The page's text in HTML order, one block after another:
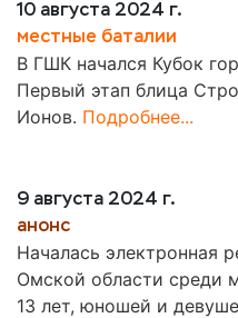
10 августа 2024 г.
местные баталии
В ГШК начался Кубок
Первый этап блица
Ионов. Подробнее...
9 августа 2024 г.
анонс
Началась электронная
Омской области среди
13 лет, юношей и